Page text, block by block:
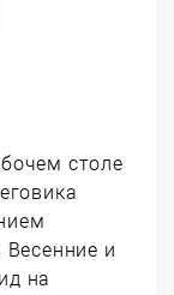
столе
и
на